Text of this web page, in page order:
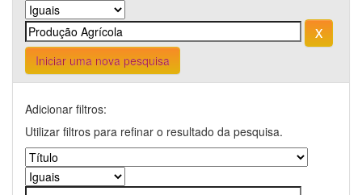
Iniciar uma nova pesquisa
Adicionar filtros:
Utilizar filtros para refinar o resultado da pesquisa.